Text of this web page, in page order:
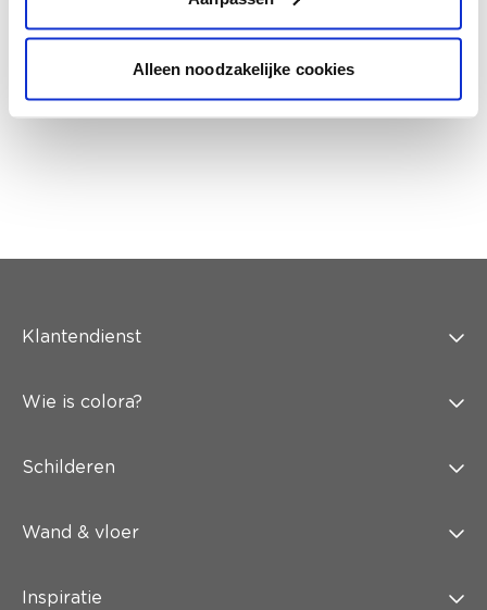
Alleen noodzakelijke cookies
Krijg ineens een technologische check-up
Klantendienst
Wie is colora?
Schilderen
Wand & vloer
Inspiratie